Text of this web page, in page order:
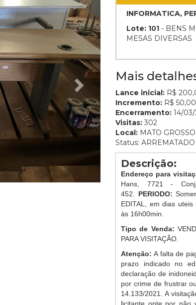
INFORMATICA,
Lote: 101 - BENS
MESAS DIVERSAS
Mais
Lance inicial: R$
Incremento: R$ 50,00
Encerramento: 14/
Visitas: 302
Local: MATO
Status: ARREMATADO
Descrição:
Endereço para
Hans, 7721 -
452. PERIODO:
EDITAL, em dias
às 16h00min.
Tipo de Venda:
PARA VISITAÇÃO.
Atenção:A falta de
prazo indicado no
declaração de
por crime de frustrar
14.133/2021. A